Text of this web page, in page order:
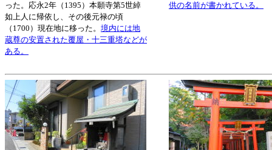
った。応永2年（1395）本願寺第5世綽
如上人に帰依し、その後元禄の頃
（1700）現在地に移った。 境内には地
蔵尊の安置された覆屋・十三重塔などが
ある。
供の名前が書かれている。